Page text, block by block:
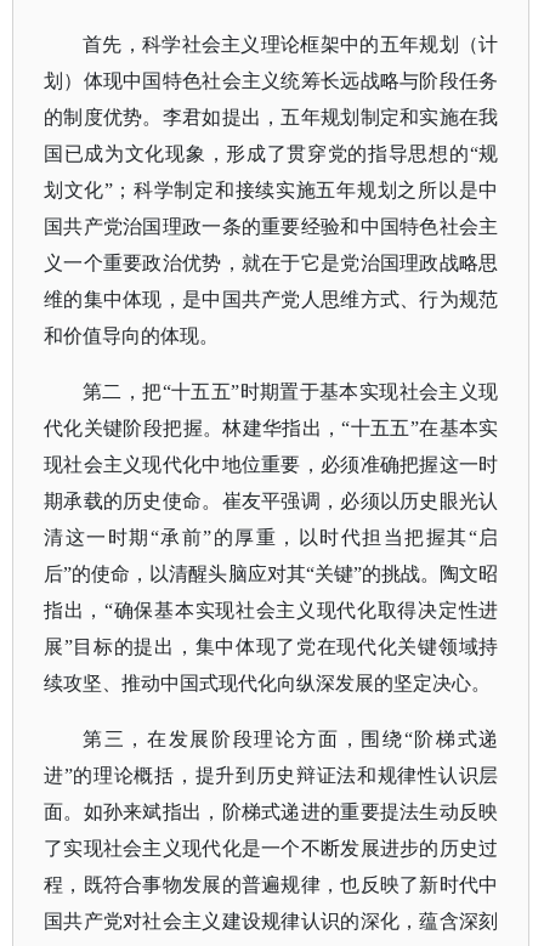
首先，科学社会主义理论框架中的五年规划（计
划）体现中国特色社会主义统筹长远战略与阶段任务
的制度优势。李君如提出，五年规划制定和实施在我
国已成为文化现象，形成了贯穿党的指导思想的“规
划文化”；科学制定和接续实施五年规划之所以是中
国共产党治国理政一条的重要经验和中国特色社会主
义一个重要政治优势，就在于它是党治国理政战略思
维的集中体现，是中国共产党人思维方式、行为规范
和价值导向的体现。
第二，把“十五五”时期置于基本实现社会主义现
代化关键阶段把握。林建华指出，“十五五”在基本实
现社会主义现代化中地位重要，必须准确把握这一时
期承载的历史使命。崔友平强调，必须以历史眼光认
清这一时期“承前”的厚重，以时代担当把握其“启
后”的使命，以清醒头脑应对其“关键”的挑战。陶文昭
指出，“确保基本实现社会主义现代化取得决定性进
展”目标的提出，集中体现了党在现代化关键领域持
续攻坚、推动中国式现代化向纵深发展的坚定决心。
第三，在发展阶段理论方面，围绕“阶梯式递
进”的理论概括，提升到历史辩证法和规律性认识层
面。如孙来斌指出，阶梯式递进的重要提法生动反映
了实现社会主义现代化是一个不断发展进步的历史过
程，既符合事物发展的普遍规律，也反映了新时代中
国共产党对社会主义建设规律认识的深化，蕴含深刻